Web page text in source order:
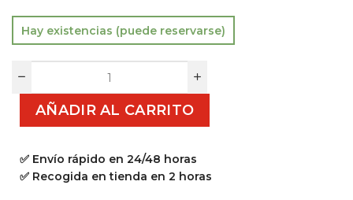
Hay existencias (puede reservarse)
AÑADIR AL CARRITO
✅ Envío rápido en 24/48 horas
✅ Recogida en tienda en 2 horas